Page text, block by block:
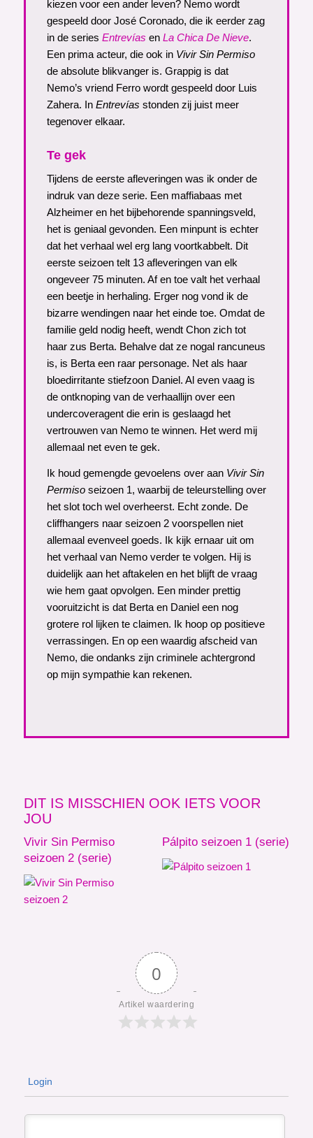
kiezen voor een ander leven? Nemo wordt
gespeeld door José Coronado, die ik eerder zag
in de series Entrevías en La Chica De Nieve.
Een prima acteur, die ook in Vivir Sin Permiso
de absolute blikvanger is. Grappig is dat
Nemo’s vriend Ferro wordt gespeeld door Luis
Zahera. In Entrevías stonden zij juist meer
tegenover elkaar.
Te gek
Tijdens de eerste afleveringen was ik onder de
indruk van deze serie. Een maffiabaas met
Alzheimer en het bijbehorende spanningsveld,
het is geniaal gevonden. Een minpunt is echter
dat het verhaal wel erg lang voortkabbelt. Dit
eerste seizoen telt 13 afleveringen van elk
ongeveer 75 minuten. Af en toe valt het verhaal
een beetje in herhaling. Erger nog vond ik de
bizarre wendingen naar het einde toe. Omdat de
familie geld nodig heeft, wendt Chon zich tot
haar zus Berta. Behalve dat ze nogal rancuneus
is, is Berta een raar personage. Net als haar
bloedirritante stiefzoon Daniel. Al even vaag is
de ontknoping van de verhaallijn over een
undercoveragent die erin is geslaagd het
vertrouwen van Nemo te winnen. Het werd mij
allemaal net even te gek.
Ik houd gemengde gevoelens over aan Vivir Sin
Permiso seizoen 1, waarbij de teleurstelling over
het slot toch wel overheerst. Echt zonde. De
cliffhangers naar seizoen 2 voorspellen niet
allemaal evenveel goeds. Ik kijk ernaar uit om
het verhaal van Nemo verder te volgen. Hij is
duidelijk aan het aftakelen en het blijft de vraag
wie hem gaat opvolgen. Een minder prettig
vooruitzicht is dat Berta en Daniel een nog
grotere rol lijken te claimen. Ik hoop op positieve
verrassingen. En op een waardig afscheid van
Nemo, die ondanks zijn criminele achtergrond
op mijn sympathie kan rekenen.
DIT IS MISSCHIEN OOK IETS VOOR
JOU
Vivir Sin Permiso
seizoen 2 (serie)
Pálpito seizoen 1 (serie)
0
Artikel waardering
Login